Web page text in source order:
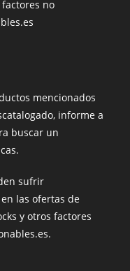
factores no
mencionados
informe a
buscar un
sufrir
las ofertas de
y otros factores